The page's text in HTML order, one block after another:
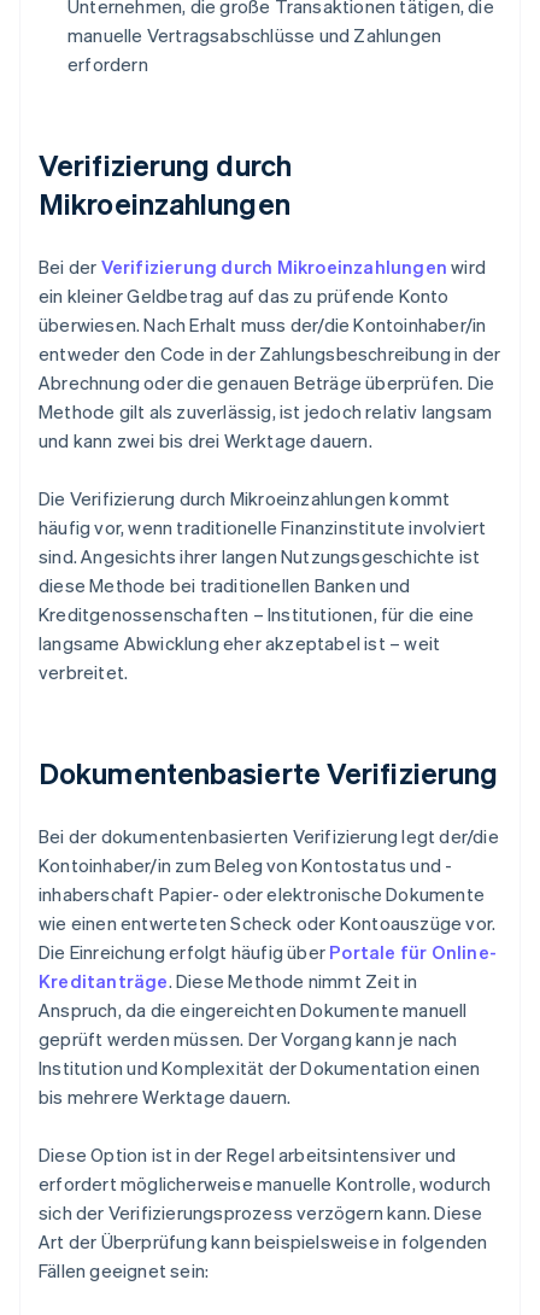
Unternehmen, die große Transaktionen tätigen, die
manuelle Vertragsabschlüsse und Zahlungen
erfordern
Verifizierung durch
Mikroeinzahlungen
Bei der Verifizierung durch Mikroeinzahlungen wird
ein kleiner Geldbetrag auf das zu prüfende Konto
überwiesen. Nach Erhalt muss der/die Kontoinhaber/in
entweder den Code in der Zahlungsbeschreibung in der
Abrechnung oder die genauen Beträge überprüfen. Die
Methode gilt als zuverlässig, ist jedoch relativ langsam
und kann zwei bis drei Werktage dauern.
Die Verifizierung durch Mikroeinzahlungen kommt
häufig vor, wenn traditionelle Finanzinstitute involviert
sind. Angesichts ihrer langen Nutzungsgeschichte ist
diese Methode bei traditionellen Banken und
Kreditgenossenschaften – Institutionen, für die eine
langsame Abwicklung eher akzeptabel ist – weit
verbreitet.
Dokumentenbasierte Verifizierung
Bei der dokumentenbasierten Verifizierung legt der/die
Kontoinhaber/in zum Beleg von Kontostatus und -
inhaberschaft Papier- oder elektronische Dokumente
wie einen entwerteten Scheck oder Kontoauszüge vor.
Die Einreichung erfolgt häufig über Portale für Online-
Kreditanträge. Diese Methode nimmt Zeit in
Anspruch, da die eingereichten Dokumente manuell
geprüft werden müssen. Der Vorgang kann je nach
Institution und Komplexität der Dokumentation einen
bis mehrere Werktage dauern.
Diese Option ist in der Regel arbeitsintensiver und
erfordert möglicherweise manuelle Kontrolle, wodurch
sich der Verifizierungsprozess verzögern kann. Diese
Art der Überprüfung kann beispielsweise in folgenden
Fällen geeignet sein: